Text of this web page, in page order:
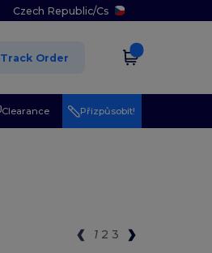
Czech Republic/Cs
Track Order
Clearance Přizpůsobit!
1 2 3